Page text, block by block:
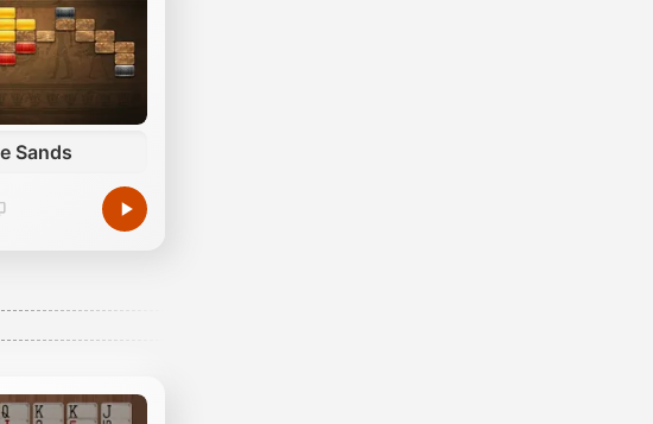
Sands